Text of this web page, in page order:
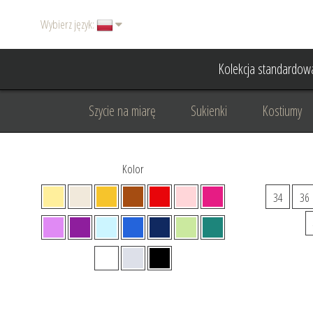
Wybierz język:
Kolekcja
Szycie na miarę Sukienki Kostiumy
Odzież dyplomatyczna
Kolor
34
36